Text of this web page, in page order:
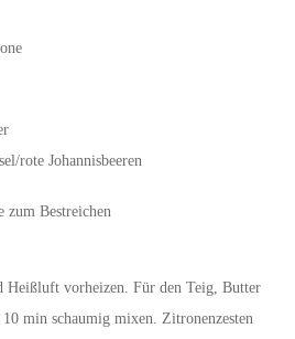
rote Johannisbeeren
zum Bestreichen
Heißluft vorheizen. Für den Teig, Butter
min schaumig mixen. Zitronenzesten